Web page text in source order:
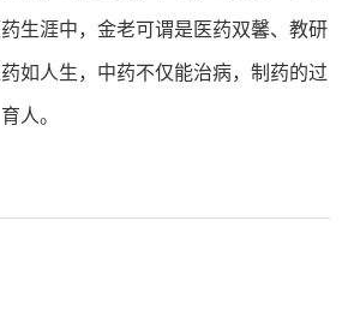
生涯中，金老可谓是医药双馨、教研
如人生，中药不仅能治病，制药的过
人。